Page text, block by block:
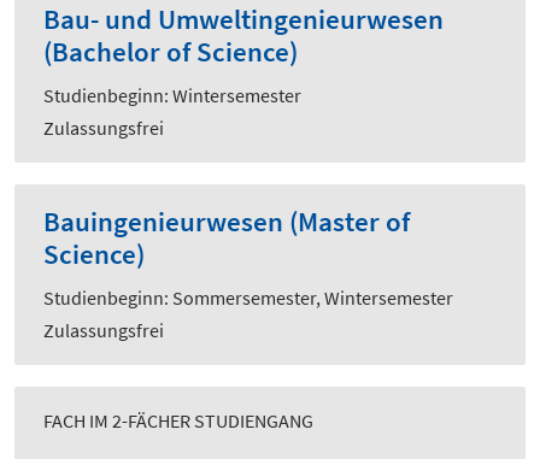
Bau- und Umweltingenieurwesen
(Bachelor of Science)
Studienbeginn: Wintersemester
Zulassungsfrei
Bauingenieurwesen (Master of
Science)
Studienbeginn: Sommersemester, Wintersemester
Zulassungsfrei
FACH IM 2-FÄCHER STUDIENGANG